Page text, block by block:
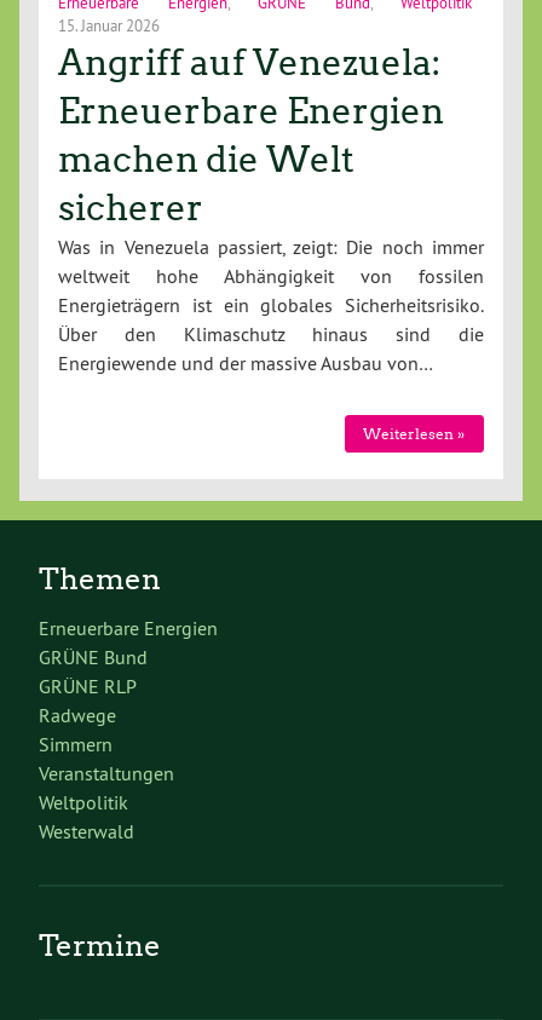
15. Januar 2026
Angriff auf Venezuela:
Erneuerbare Energien
machen die Welt
sicherer
Was in Venezuela passiert, zeigt: Die noch immer
weltweit hohe Abhängigkeit von fossilen
Energieträgern ist ein globales Sicherheitsrisiko.
Über den Klimaschutz hinaus sind die
Energiewende und der massive Ausbau von…
Weiterlesen »
Themen
Erneuerbare Energien
GRÜNE Bund
GRÜNE RLP
Radwege
Simmern
Veranstaltungen
Weltpolitik
Westerwald
Termine